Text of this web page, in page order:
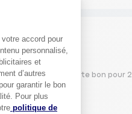
personnes c'est juste bon pour 2
accord pour
personnalisé,
et
d’autres
garantir le bon
Pour plus
politique de